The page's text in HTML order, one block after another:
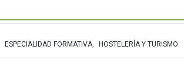
ESPECIALIDAD FORMATIVA, HOSTELERÍA Y TURISMO